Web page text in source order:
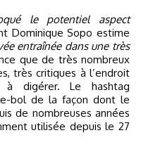
le potentiel aspect
Dominique Sopo estime
entraînée dans une très
que de très nombreux
très critiques à l’endroit
digérer. Le hashtag
le-bol de la façon dont le
de nombreuses années
utilisée depuis le 27